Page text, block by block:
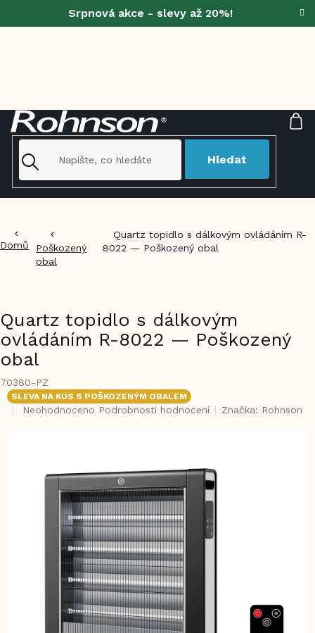
Srpnová akce - slevy až 20%!
Hledat
Domů
Poškozený
obal
Quartz topidlo s dálkovým ovládáním R-
8022 — Poškozený obal
Quartz topidlo s dálkovým
ovládáním R-8022 — Poškozený
obal
70380-PZ
SLEVA NA KUS S POŠKOZENÝM OBALEM
Průměrné
hvězdiček.
Neohodnoceno Podrobnosti hodnocení Značka: Rohnson